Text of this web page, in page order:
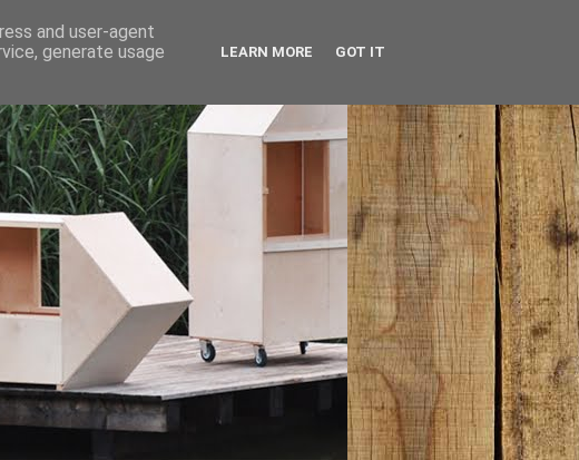
and user-agent
generate usage
LEARN MORE GOT IT